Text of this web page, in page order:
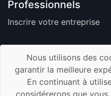
Professionnels
Inscrire votre entreprise
© 2026 Walup.be
Nous utilisons des
garantir la meilleure
En continuant à
considérerons que